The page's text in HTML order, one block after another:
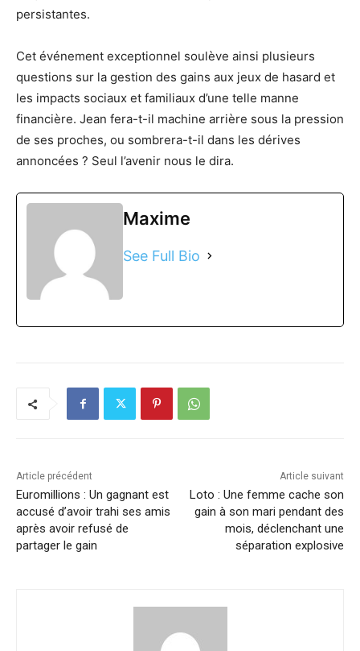
persistantes.
Cet événement exceptionnel soulève ainsi plusieurs
questions sur la gestion des gains aux jeux de hasard et
les impacts sociaux et familiaux d’une telle manne
financière. Jean fera-t-il machine arrière sous la pression
de ses proches, ou sombrera-t-il dans les dérives
annoncées ? Seul l’avenir nous le dira.
Maxime
See Full Bio
Article précédent
Euromillions : Un gagnant est
accusé d’avoir trahi ses amis
après avoir refusé de
partager le gain
Article suivant
Loto : Une femme cache son
gain à son mari pendant des
mois, déclenchant une
séparation explosive